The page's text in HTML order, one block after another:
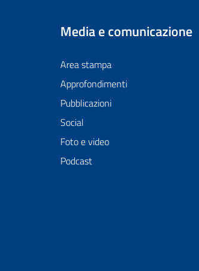
Media e comunicazione
Area stampa
Approfondimenti
Pubblicazioni
Social
Foto e video
Podcast